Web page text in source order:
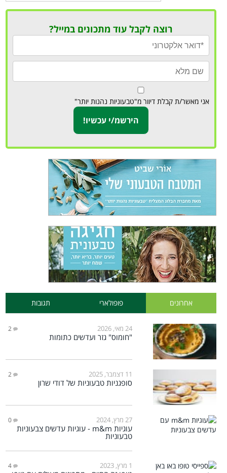
רוצה לקבל עוד מתכונים במייל?
אני מאשר/ת קבלת דיוור מ"טבעוניות נהנות יותר"
אחרונים פופולארי תגובות
24 מאי, 2026 2
"חומוס" גזר ועדשים כתומות
11 דצמבר, 2025 2
סופגניות טבעוניות של דודי שרון
27 מרץ, 2024 0
עוגיות m&m - עוגיות עדשים צבעוניות
טבעוניות
1 מרץ, 2023 4